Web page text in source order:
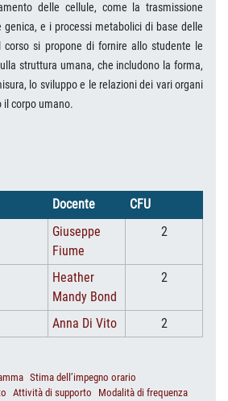
delle cellule, come la trasmissione
genica, e i processi metabolici di base delle
corso si propone di fornire allo studente le
struttura umana, che includono la forma,
lo sviluppo e le relazioni dei vari organi
il corpo umano.
Docente
CFU
Giuseppe
Fiume
2
Heather
Mandy Bond
2
Anna Di Vito 2
Stima dell’impegno orario
Attività di supporto
Modalità di frequenza